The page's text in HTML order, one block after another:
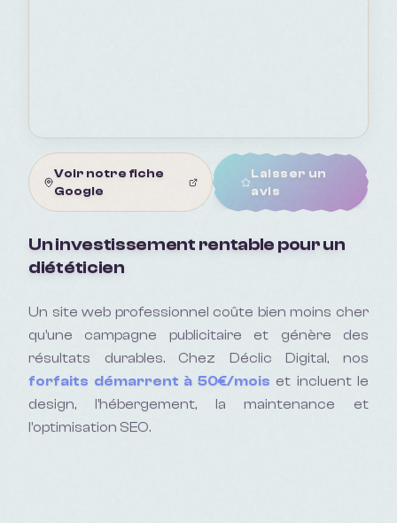
Voir notre fiche
Google
Laisser un
avis
Un investissement rentable pour un
diététicien
Un site web professionnel coûte bien moins cher
qu'une campagne publicitaire et génère des
résultats durables. Chez Déclic Digital, nos
forfaits démarrent à 50€/mois et incluent le
design, l'hébergement, la maintenance et
l'optimisation SEO.